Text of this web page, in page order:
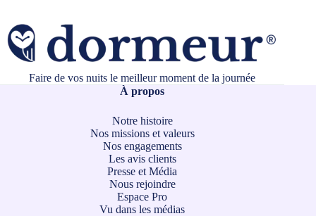
Faire de vos nuits le meilleur moment de la journée
À propos
Notre histoire
Nos missions et valeurs
Nos engagements
Les avis clients
Presse et Média
Nous rejoindre
Espace Pro
Vu dans les médias